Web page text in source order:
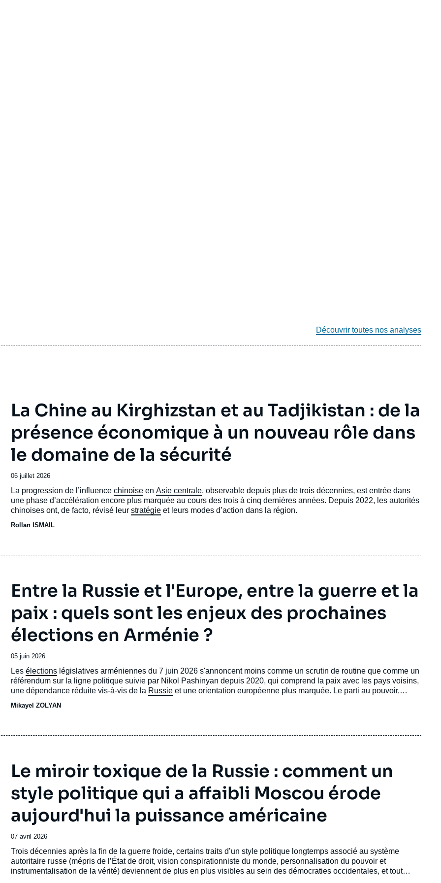
Découvrir toutes nos analyses
La Chine au Kirghizstan et au Tadjikistan : de la
présence économique à un nouveau rôle dans
le domaine de la sécurité
Date
de
publication
06 juillet 2026
Accroche
La progression de l’influence chinoise en Asie centrale, observable depuis plus de trois décennies, est entrée dans
une phase d’accélération encore plus marquée au cours des trois à cinq dernières années. Depuis 2022, les autorités
chinoises ont, de facto, révisé leur stratégie et leurs modes d’action dans la région.
Rollan ISMAIL
Entre la Russie et l'Europe, entre la guerre et la
paix : quels sont les enjeux des prochaines
élections en Arménie ?
Date
de
publication
05 juin 2026
Accroche
Les élections législatives arméniennes du 7 juin 2026 s'annoncent moins comme un scrutin de routine que comme un
référendum sur la ligne politique suivie par Nikol Pashinyan depuis 2020, qui comprend la paix avec les pays voisins,
une dépendance réduite vis-à-vis de la Russie et une orientation européenne plus marquée. Le parti au pouvoir,
polarisé, marqué par le traumatisme de la défaite dans la guerre contre l’
Mikayel ZOLYAN
Le miroir toxique de la Russie : comment un
style politique qui a affaibli Moscou érode
aujourd'hui la puissance américaine
Date
de
publication
07 avril 2026
Accroche
Trois décennies après la fin de la guerre froide, certains traits d’un style politique longtemps associé au système
autoritaire russe (mépris de l’État de droit, vision conspirationniste du monde, personnalisation du pouvoir et
instrumentalisation de la vérité) deviennent de plus en plus visibles au sein des démocraties occidentales, et tout